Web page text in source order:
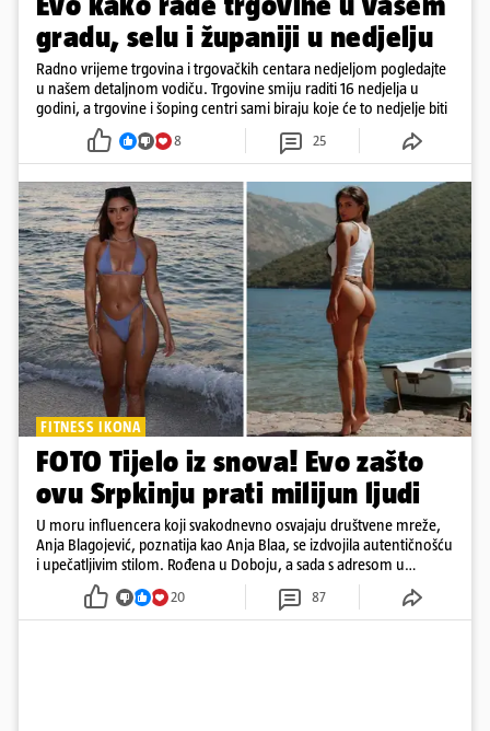
gradu, selu i županiji u nedjelju
Radno vrijeme trgovina i trgovačkih centara nedjeljom pogledajte
u našem detaljnom vodiču. Trgovine smiju raditi 16 nedjelja u
godini, a trgovine i šoping centri sami biraju koje će to nedjelje biti
8 25
FITNESS IKONA
FOTO Tijelo iz snova! Evo zašto
ovu Srpkinju prati milijun ljudi
U moru influencera koji svakodnevno osvajaju društvene mreže,
Anja Blagojević, poznatija kao Anja Blaa, se izdvojila autentičnošću
i upečatljivim stilom. Rođena u Doboju, a sada s adresom u
Dubaiju, Anja je spoj glamura, discipline i mladenačke energije
20 87